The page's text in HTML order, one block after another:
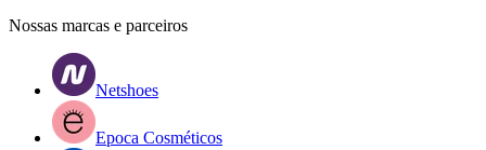
Nossas marcas e parceiros
Netshoes
Epoca Cosméticos